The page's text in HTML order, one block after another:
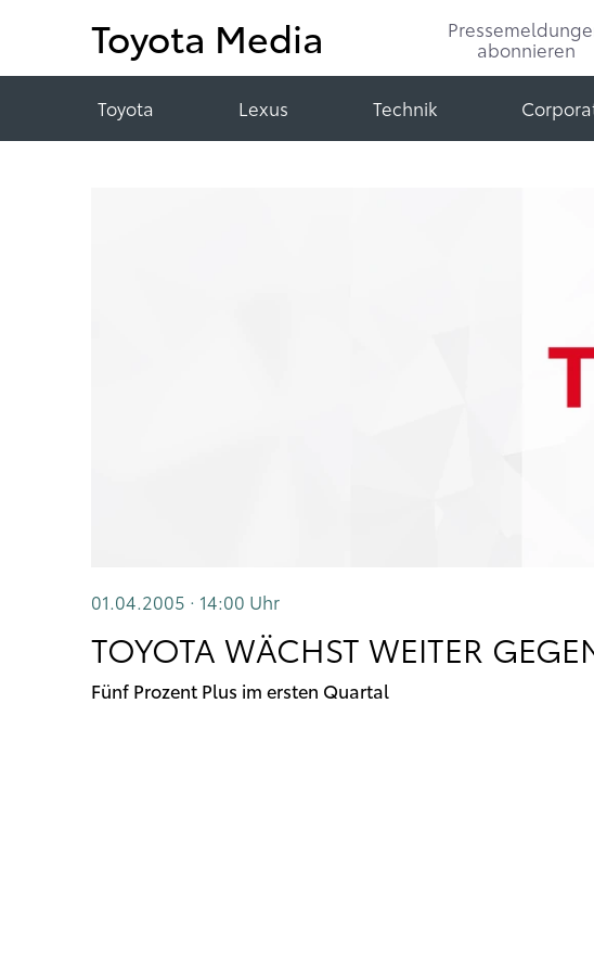
Toyota Media
abonnieren
Toyota Lexus Technik
01.04.2005 · 14:00 Uhr
TOYOTA WÄCHST WEITER
Fünf Prozent Plus im ersten Quartal